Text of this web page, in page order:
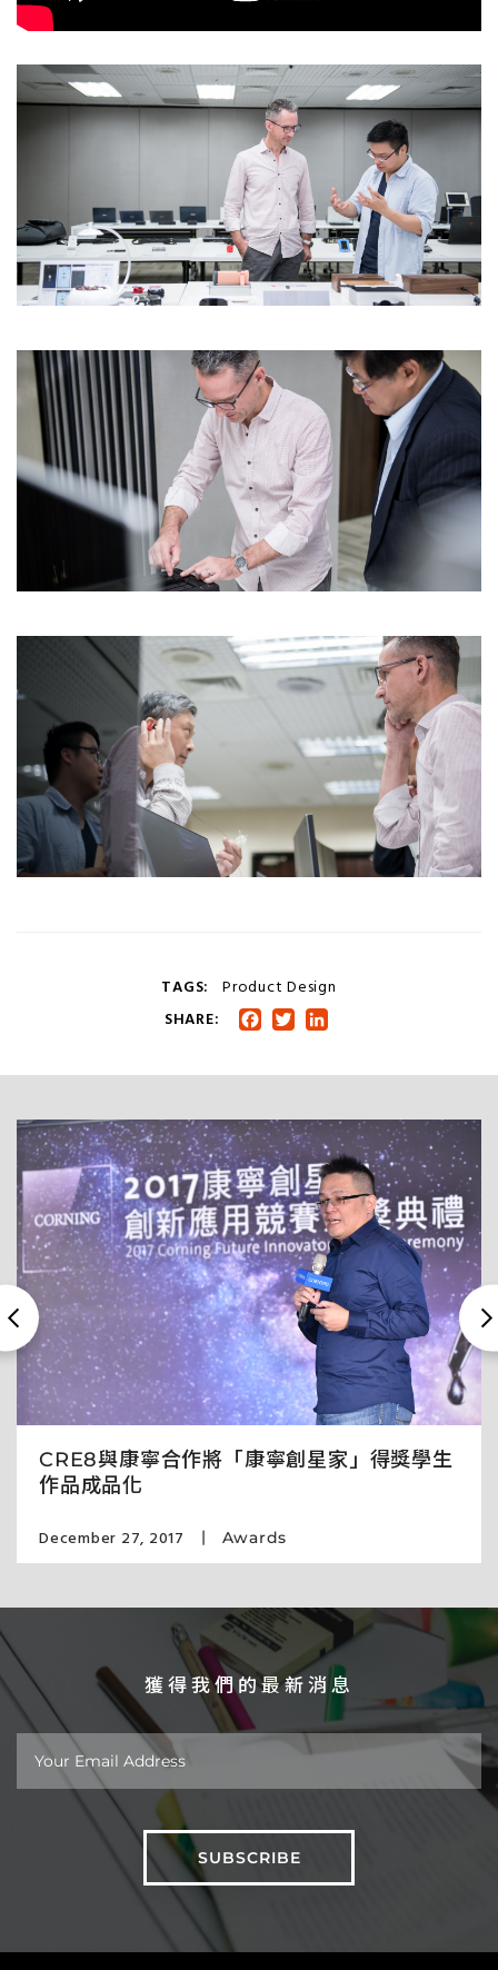
TAGS:
Product Design
SHARE:
Facebook
Twitter
CRE8與康寧合作將「康寧創星家」得獎學生
作品成品化
December 27, 2017 Awards
獲得我們的最新消息